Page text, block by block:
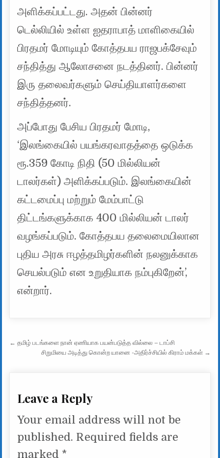
அளிக்கப்பட்டது. அதன் பின்னர்
டெல்லியில் உள்ள ஐதராபாத் மாளிகையில்
பிரதமர் மோடியும் கோத்தபய ராஜபக்சேவும்
சந்தித்து ஆலோசனை நடத்தினர். பின்னர்
இரு தலைவர்களும் செய்தியாளர்களை
சந்தித்தனர்.
அப்போது பேசிய பிரதமர் மோடி,
‘இலங்கையில் பயங்கரவாதத்தை ஒடுக்க
ரூ.359 கோடி நிதி (50 மில்லியன்
டாலர்கள்) அளிக்கப்படும். இலங்கையின்
கட்டமைப்பு மற்றும் மேம்பாட்டு
திட்டங்களுக்காக 400 மில்லியன் டாலர்
வழங்கப்படும். கோத்தபய தலைமையிலான
புதிய அரசு ஈழத்தமிழர்களின் நலனுக்காக
செயல்படும் என உறுதியாக நம்புகிறேன்’,
என்றார்.
Post navigation
← தமிழ் படங்களை நான் ஏணியாக பயன்படுத்த வில்லை – டாப்சி
சிறுமியை அடித்து கொன்ற யானை -அதிர்ச்சியில் கிராம் மக்கள் →
Leave a Reply
Your email address will not be
published. Required fields are
marked *